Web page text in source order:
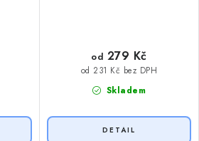
Skladem
od 231 Kč bez DPH
od 279 Kč